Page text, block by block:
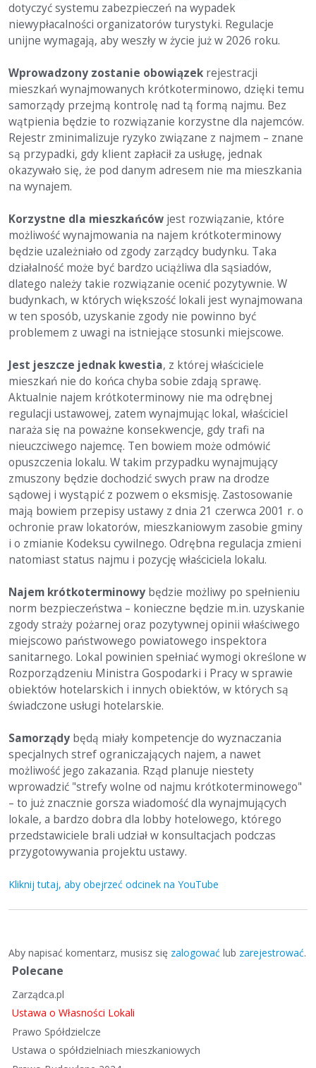
dotyczyć systemu zabezpieczeń na wypadek
niewypłacalności organizatorów turystyki. Regulacje
unijne wymagają, aby weszły w życie już w 2026 roku.
Wprowadzony zostanie obowiązek rejestracji
mieszkań wynajmowanych krótkoterminowo, dzięki temu
samorządy przejmą kontrolę nad tą formą najmu. Bez
wątpienia będzie to rozwiązanie korzystne dla najemców.
Rejestr zminimalizuje ryzyko związane z najmem – znane
są przypadki, gdy klient zapłacił za usługę, jednak
okazywało się, że pod danym adresem nie ma mieszkania
na wynajem.
Korzystne dla mieszkańców jest rozwiązanie, które
możliwość wynajmowania na najem krótkoterminowy
będzie uzależniało od zgody zarządcy budynku. Taka
działalność może być bardzo uciążliwa dla sąsiadów,
dlatego należy takie rozwiązanie ocenić pozytywnie. W
budynkach, w których większość lokali jest wynajmowana
w ten sposób, uzyskanie zgody nie powinno być
problemem z uwagi na istniejące stosunki miejscowe.
Jest jeszcze jednak kwestia, z której właściciele
mieszkań nie do końca chyba sobie zdają sprawę.
Aktualnie najem krótkoterminowy nie ma odrębnej
regulacji ustawowej, zatem wynajmując lokal, właściciel
naraża się na poważne konsekwencje, gdy trafi na
nieuczciwego najemcę. Ten bowiem może odmówić
opuszczenia lokalu. W takim przypadku wynajmujący
zmuszony będzie dochodzić swych praw na drodze
sądowej i wystąpić z pozwem o eksmisję. Zastosowanie
mają bowiem przepisy ustawy z dnia 21 czerwca 2001 r. o
ochronie praw lokatorów, mieszkaniowym zasobie gminy
i o zmianie Kodeksu cywilnego. Odrębna regulacja zmieni
natomiast status najmu i pozycję właściciela lokalu.
Najem krótkoterminowy będzie możliwy po spełnieniu
norm bezpieczeństwa – konieczne będzie m.in. uzyskanie
zgody straży pożarnej oraz pozytywnej opinii właściwego
miejscowo państwowego powiatowego inspektora
sanitarnego. Lokal powinien spełniać wymogi określone w
Rozporządzeniu Ministra Gospodarki i Pracy w sprawie
obiektów hotelarskich i innych obiektów, w których są
świadczone usługi hotelarskie.
Samorządy będą miały kompetencje do wyznaczania
specjalnych stref ograniczających najem, a nawet
możliwość jego zakazania. Rząd planuje niestety
wprowadzić "strefy wolne od najmu krótkoterminowego"
– to już znacznie gorsza wiadomość dla wynajmujących
lokale, a bardzo dobra dla lobby hotelowego, którego
przedstawiciele brali udział w konsultacjach podczas
przygotowywania projektu ustawy.
Kliknij tutaj, aby obejrzeć odcinek na YouTube
Aby napisać komentarz, musisz się zalogować lub zarejestrować.
S
y
b
k
Polecane
Zarządca.pl
Ustawa o Własności Lokali
Prawo Spółdzielcze
Ustawa o spółdzielniach mieszkaniowych